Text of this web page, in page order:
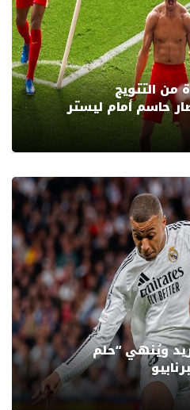
التتويج
حاسم أمام ليستر
ويُنهي “حلم